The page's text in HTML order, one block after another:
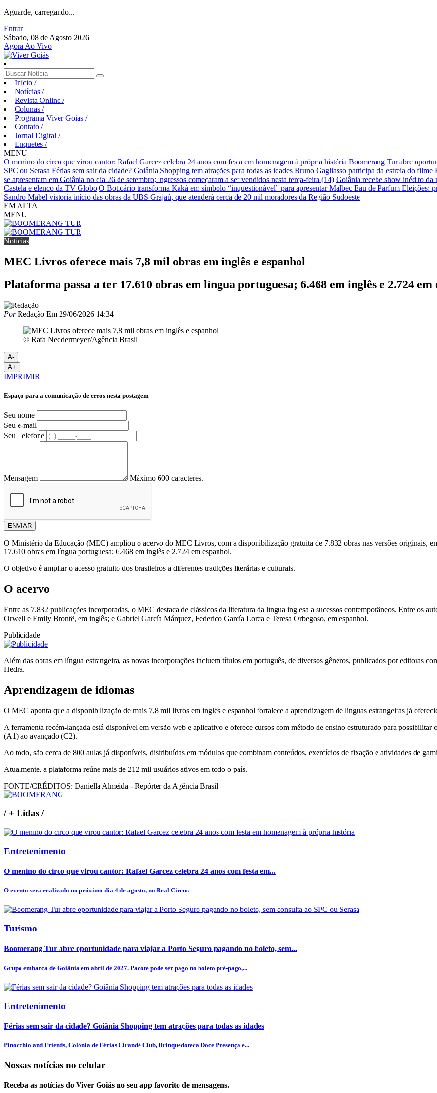
Aguarde, carregando...
Entrar
Sábado, 08 de Agosto 2026
Agora Ao Vivo
Início /
Notícias /
Revista Online /
Colunas /
Programa Viver Goiás /
Contato /
Jornal Digital /
Enquetes /
MENU
O menino do circo que virou cantor: Rafael Garcez celebra 24 anos com festa em homenagem à própria história Boomerang Tur abre
SPC ou Serasa Férias sem sair da cidade? Goiânia Shopping tem atrações para todas as idades Bruno Gagliasso participa da estreia do filme
se apresentam em Goiânia no dia 26 de setembro; ingressos começaram a ser vendidos nesta terça-feira (14) Goiânia recebe show inédito
Castela e elenco da TV Globo O Boticário transforma Kaká em símbolo “inquestionável” para apresentar Malbec Eau de Parfum Eleições:
Sandro Mabel vistoria início das obras da UBS Grajaú, que atenderá cerca de 20 mil moradores da Região Sudoeste
EM ALTA
MENU
Noticias
MEC Livros oferece mais 7,8 mil obras em inglês e espanhol
Plataforma passa a ter 17.610 obras em língua portuguesa; 6.468 em inglês e 2.724 em
PorRedação Em 29/06/2026 14:34
© Rafa Neddermeyer/Agência Brasil
A-
A+
IMPRIMIR
Espaço para a comunicação de erros nesta postagem
Seu nome
Seu e-mail
Seu Telefone
Mensagem Máximo 600 caracteres.
ENVIAR
O Ministério da Educação (MEC) ampliou o acervo do MEC Livros, com a disponibilização gratuita de 7.832 obras nas versões originais,
17.610 obras em língua portuguesa; 6.468 em inglês e 2.724 em espanhol.
O objetivo é ampliar o acesso gratuito dos brasileiros a diferentes tradições literárias e culturais.
O acervo
Entre as 7.832 publicações incorporadas, o MEC destaca de clássicos da literatura da língua inglesa a sucessos contemporâneos. Entre os
Orwell e Emily Brontë, em inglês; e Gabriel García Márquez, Federico García Lorca e Teresa Orbegoso, em espanhol.
Publicidade
Além das obras em língua estrangeira, as novas incorporações incluem títulos em português, de diversos gêneros, publicados por
Hedra.
Aprendizagem de idiomas
O MEC aponta que a disponibilização de mais 7,8 mil livros em inglês e espanhol fortalece a aprendizagem de línguas estrangeiras já
A ferramenta recém-lançada está disponível em versão web e aplicativo e oferece cursos com método de ensino estruturado para
(A1) ao avançado (C2).
Ao todo, são cerca de 800 aulas já disponíveis, distribuídas em módulos que combinam conteúdos, exercícios de fixação e atividades de
Atualmente, a plataforma reúne mais de 212 mil usuários ativos em todo o país.
FONTE/CRÉDITOS: Daniella Almeida - Repórter da Agência Brasil
/+ Lidas /
Entretenimento
O menino do circo que virou cantor: Rafael Garcez celebra 24 anos com festa em...
O evento será realizado no próximo dia 4 de agosto, no Real Circus
Turismo
Boomerang Tur abre oportunidade para viajar a Porto Seguro pagando no boleto, sem...
Grupo embarca de Goiânia em abril de 2027. Pacote pode ser pago no boleto pré-pago,...
Entretenimento
Férias sem sair da cidade? Goiânia Shopping tem atrações para todas as idades
Pinocchio and Friends, Colônia de Férias Cirandê Club, Brinquedoteca Doce Presença e...
Nossas notícias no celular
Receba as notícias do Viver Goiás no seu app favorito de mensagens.